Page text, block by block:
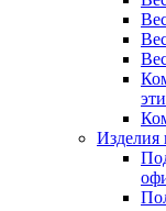
Изделия